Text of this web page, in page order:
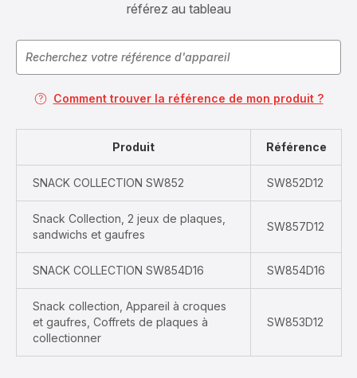
référez au tableau
Comment trouver la référence de mon produit ?
Produit Référence
SNACK COLLECTION SW852 SW852D12
Snack Collection, 2 jeux de plaques,
sandwichs et gaufres
SW857D12
SNACK COLLECTION SW854D16 SW854D16
Snack collection, Appareil à croques
et gaufres, Coffrets de plaques à
collectionner
SW853D12